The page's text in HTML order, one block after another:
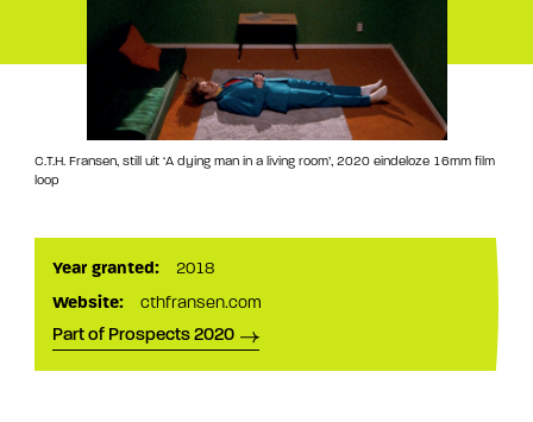
C.T.H. Fransen, still uit ‘A dying man in a living room’, 2020 eindeloze 16mm film
loop
Year granted:
2018
Website:
cthfransen.com
Part of Prospects 2020